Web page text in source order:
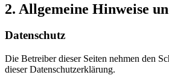
2. Allgemeine Hinweise
Datenschutz
Die Betreiber dieser Seiten nehmen den
dieser Datenschutzerklärung.